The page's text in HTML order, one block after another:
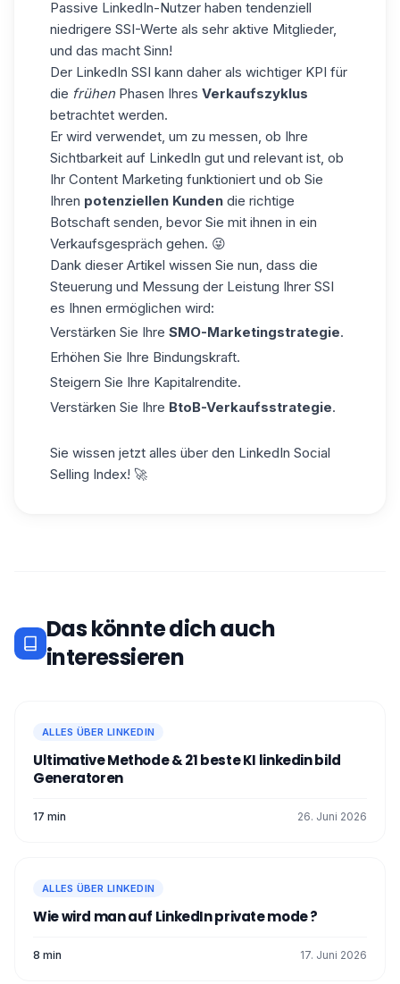
Passive LinkedIn-Nutzer haben tendenziell
niedrigere SSI-Werte als sehr aktive Mitglieder,
und das macht Sinn!
Der LinkedIn SSI kann daher als wichtiger KPI für
die frühenPhasen Ihres Verkaufszyklus
betrachtet werden.
Er wird verwendet, um zu messen, ob Ihre
Sichtbarkeit auf LinkedIn gut und relevant ist, ob
Ihr Content Marketing funktioniert und ob Sie
Ihren potenziellen Kunden die richtige
Botschaft senden, bevor Sie mit ihnen in ein
Verkaufsgespräch gehen. 😜
Dank dieser Artikel wissen Sie nun, dass die
Steuerung und Messung der Leistung Ihrer SSI
es Ihnen ermöglichen wird:
Verstärken Sie Ihre SMO-Marketingstrategie.
Erhöhen Sie Ihre Bindungskraft.
Steigern Sie Ihre Kapitalrendite.
Verstärken Sie Ihre BtoB-Verkaufsstrategie.
Sie wissen jetzt alles über den LinkedIn Social
Selling Index! 🚀
Das könnte dich auch
interessieren
ALLES ÜBER LINKEDIN
Ultimative Methode & 21 beste KI linkedin bild
Generatoren
17 min 26. Juni 2026
ALLES ÜBER LINKEDIN
Wie wird man auf LinkedIn private mode ?
8 min 17. Juni 2026